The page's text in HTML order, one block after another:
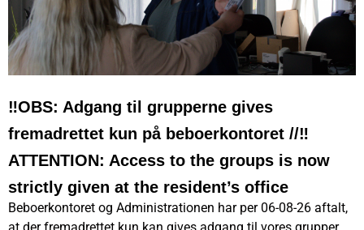
‼️OBS: Adgang til grupperne gives
fremadrettet kun på beboerkontoret //‼️
ATTENTION: Access to the groups is now
strictly given at the resident’s office
Beboerkontoret og Administrationen har per 06-08-26 aftalt,